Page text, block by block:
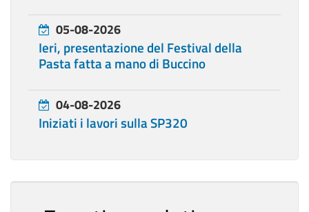
05-08-2026
Ieri, presentazione del Festival della
Pasta fatta a mano di Buccino
04-08-2026
Iniziati i lavori sulla SP320